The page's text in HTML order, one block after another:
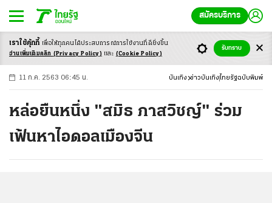
สมัครบริการ
-ก ก ก+
11 ก.ค. 2563 06:45 น. บันเทิง ข่าวบันเทิง ไทยรัฐฉบับพิมพ์
หล่อยืนหนึ่ง "สมิธ ภาสวิชญ์" ร่วม
เฟ้นหาไอดอลเมืองจีน
เราใช้คุ้กกี้ เพื่อให้ทุกคนได้ประสบการณ์การใช้งานที่ดียิ่งขึ้น
อ่านเพิ่มเติมคลิก (Privacy Policy) และ (Cookie Policy)
รับทราบ